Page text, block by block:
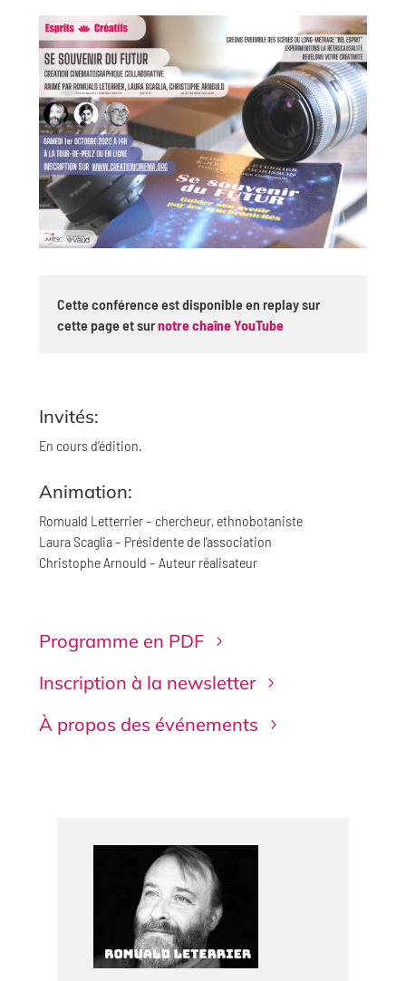
Cette conférence est disponible en replay sur
cette page et surnotre chaîne YouTube
Invités:
En cours d’édition.
Animation:
Romuald Letterrier – chercheur, ethnobotaniste
Laura Scaglia – Présidente de l’association
Christophe Arnould – Auteur réalisateur
Programme en PDF
Inscription à la newsletter
À propos des événements